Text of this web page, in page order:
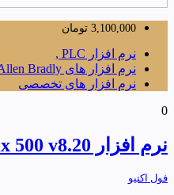
3,100,000 تومان
نرم افزار PLC ,
نرم افزار های PLC Allen Bradly ,
نرم افزار های تخصصی
0
نرم افزار RsLogix 500 v8.20
فول اکتیو